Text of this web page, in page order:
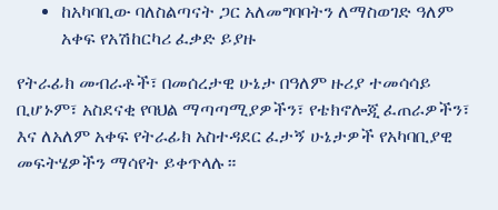
ከአካባቢው ባለስልጣናት ጋር አለመግባባትን ለማስወገድ ዓለም
አቀፍ የአሽከርካሪ ፈቃድ ይያዙ
የትራፊክ መብራቶች፣ በመሰረታዊ ሁኔታ በዓለም ዙሪያ ተመሳሳይ
ቢሆኑም፣ አስደናቂ የባህል ማጣጣሚያዎችን፣ የቴክኖሎጂ ፈጠራዎችን፣
እና ለአለም አቀፍ የትራፊክ አስተዳደር ፈታኝ ሁኔታዎች የአካባቢያዊ
መፍትሄዎችን ማሳየት ይቀጥላሉ።